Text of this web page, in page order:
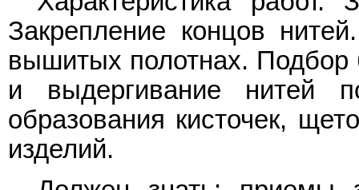
Закрепление концов
вышитых полотнах. Подбор
и выдергивание нитей
образования кисточек,
изделий.